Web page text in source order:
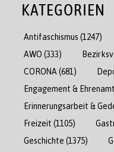
KATEGORIEN
Antifaschismus (1247)
AWO (333)
CORONA (681)
Engagement & Ehrenamt
Erinnerungsarbeit &
Freizeit (1105)
Geschichte (1375)